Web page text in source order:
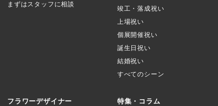
まずはスタッフに相談
竣工・落成祝い
上場祝い
個展開催祝い
誕生日祝い
結婚祝い
すべてのシーン
フラワーデザイナー 特集・コラム